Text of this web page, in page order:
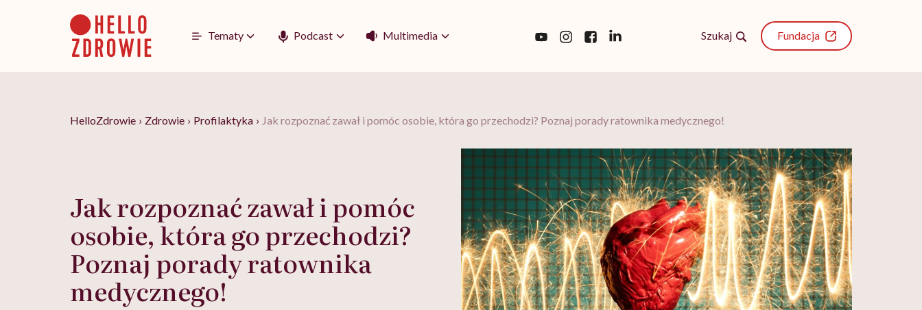
Tematy Podcast Multimedia Szukaj Fundacja
HelloZdrowie › Zdrowie › Profilaktyka › Jak rozpoznać zawał i pomóc osobie, która go przechodzi? Poznaj porady ratownika medycznego!
Jak rozpoznać zawał i pomóc
osobie, która go przechodzi?
Poznaj porady ratownika
medycznego!